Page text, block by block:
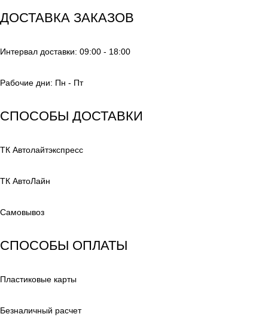
ДОСТАВКА ЗАКАЗОВ
Интервал доставки: 09:00 - 18:00
Рабочие дни: Пн - Пт
СПОСОБЫ ДОСТАВКИ
ТК Автолайтэкспресс
ТК АвтоЛайн
Самовывоз
СПОСОБЫ ОПЛАТЫ
Пластиковые карты
Безналичный расчет